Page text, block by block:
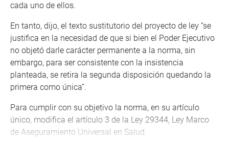
cada uno de ellos.
En tanto, dijo, el texto sustitutorio del proyecto de ley “se
justifica en la necesidad de que si bien el Poder Ejecutivo
no objetó darle carácter permanente a la norma, sin
embargo, para ser consistente con la insistencia
planteada, se retira la segunda disposición quedando la
primera como única”.
Para cumplir con su objetivo la norma, en su artículo
único, modifica el artículo 3 de la Ley 29344, Ley Marco
de Aseguramiento Universal en Salud.